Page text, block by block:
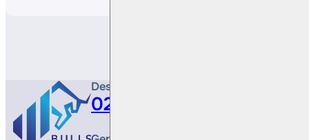
Destek Hattı
0212 410 0500